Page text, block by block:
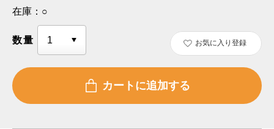
在庫： ○
数量 お気に入り登録